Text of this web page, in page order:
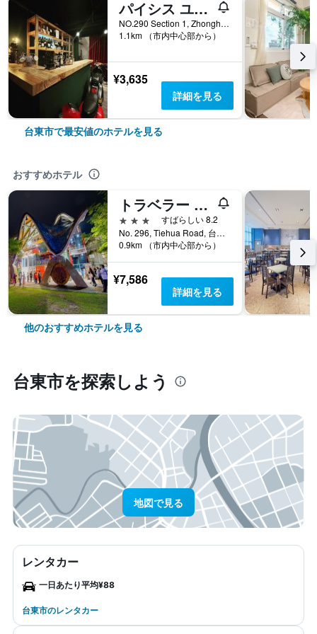
パイシス ユース ホステル
NO.290 Section 1, Zhonghua Road, 台東市, 台湾
1.1km （市内中心部から）
¥3,635
詳細を見る
台東市で最安値のホテルを見る
おすすめホテル
トラベラー - イン テイフア ホテルⅡ(旅人駅站鉄花文創館)
3つ星
すばらしい 8.2
No. 296, Tiehua Road, 台東市, 台湾
0.9km （市内中心部から）
¥7,586
詳細を見る
他のおすすめホテルを見る
台東市​を探索しよう
地図で見る
レンタカー
一日あたり平均¥88
台東市のレンタカー